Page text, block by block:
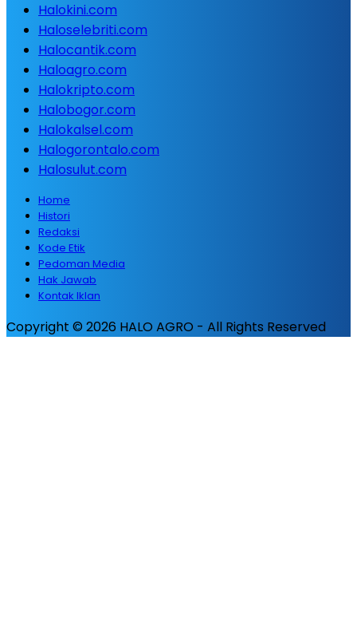
Halokini.com
Haloselebriti.com
Halocantik.com
Haloagro.com
Halokripto.com
Halobogor.com
Halokalsel.com
Halogorontalo.com
Halosulut.com
Home
Histori
Redaksi
Kode Etik
Pedoman Media
Hak Jawab
Kontak Iklan
Copyright © 2026 HALO AGRO - All Rights Reserved